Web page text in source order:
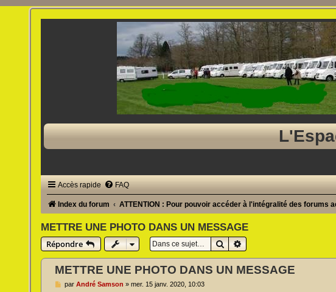
Accès rapide FAQ
Index du forum ATTENTION : Pour pouvoir accéder à l'intégralité des
METTRE UNE PHOTO DANS UN MESSAGE
Répondre
RechercherRecherche avancée
METTRE UNE PHOTO DANS UN MESSAGE
M
parAndré Samson »mer. 15 janv. 2020, 10:03